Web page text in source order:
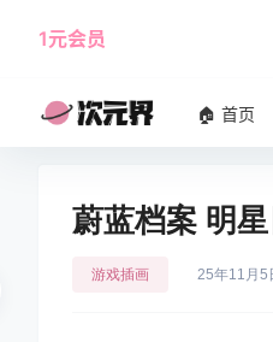
1元会员
🏠 首页
蔚蓝档案 明
游戏插画 25年11月5